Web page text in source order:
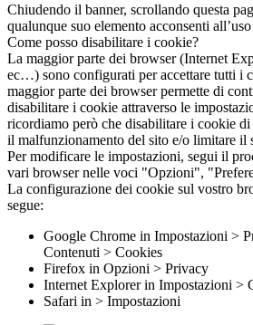
Chiudendo il banner, scrollando questa
qualunque suo elemento acconsenti
Come posso disabilitare i cookie?
La maggior parte dei browser (Internet
ec…) sono configurati per accettare tutti i
maggior parte dei browser permette di
disabilitare i cookie attraverso le
ricordiamo però che disabilitare i cookie
il malfunzionamento del sito e/o limitare il
Per modificare le impostazioni, segui il
vari browser nelle voci "Opzioni",
La configurazione dei cookie sul vostro
segue:
Google Chrome in Impostazioni >
Contenuti > Cookies
Firefox in Opzioni > Privacy
Internet Explorer in Impostazioni >
Safari in > Impostazioni